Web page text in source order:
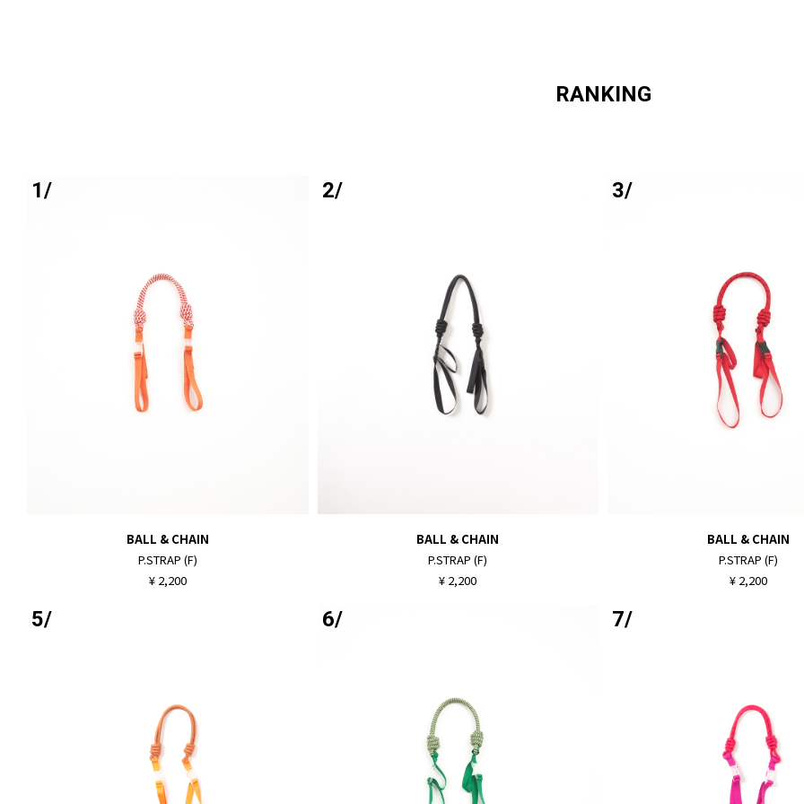
RANKING
1/
BALL & CHAIN
P.STRAP (F)
¥ 2,200
2/
BALL & CHAIN
P.STRAP (F)
¥ 2,200
3/
BALL & CHAIN
P.STRAP (F)
¥ 2,200
5/ 6/ 7/